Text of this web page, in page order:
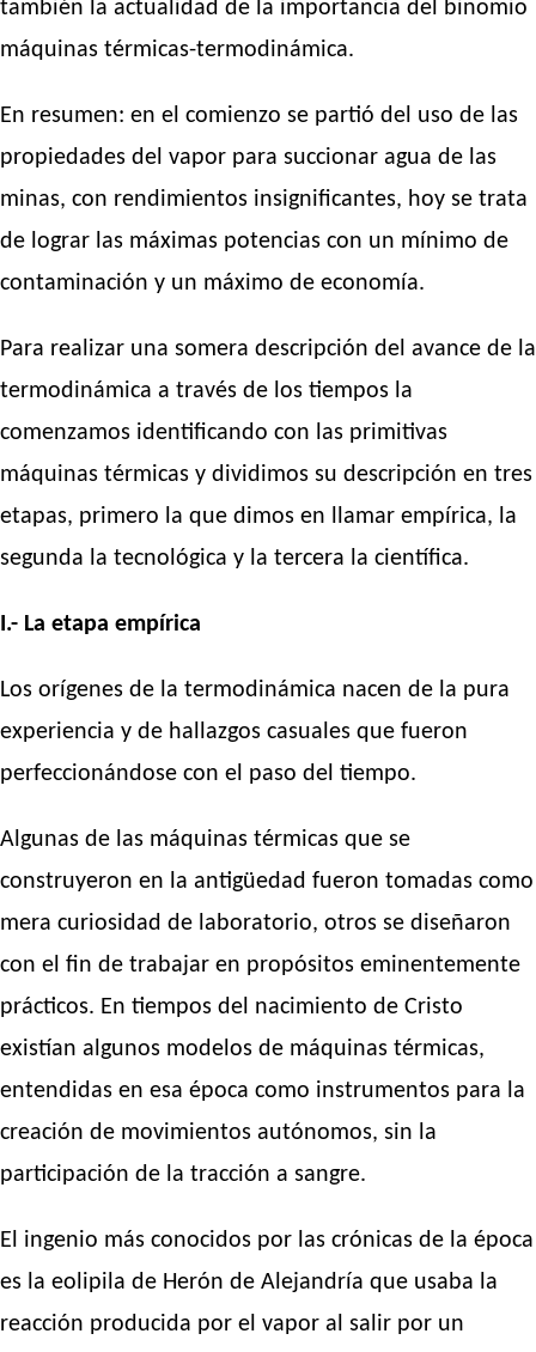
también la actualidad de la importancia del binomio
máquinas térmicas-termodinámica.
En resumen: en el comienzo se partió del uso de las
propiedades del vapor para succionar agua de las
minas, con rendimientos insignificantes, hoy se trata
de lograr las máximas potencias con un mínimo de
contaminación y un máximo de economía.
Para realizar una somera descripción del avance de la
termodinámica a través de los tiempos la
comenzamos identificando con las primitivas
máquinas térmicas y dividimos su descripción en tres
etapas, primero la que dimos en llamar empírica, la
segunda la tecnológica y la tercera la científica.
I.- La etapa empírica
Los orígenes de la termodinámica nacen de la pura
experiencia y de hallazgos casuales que fueron
perfeccionándose con el paso del tiempo.
Algunas de las máquinas térmicas que se
construyeron en la antigüedad fueron tomadas como
mera curiosidad de laboratorio, otros se diseñaron
con el fin de trabajar en propósitos eminentemente
prácticos. En tiempos del nacimiento de Cristo
existían algunos modelos de máquinas térmicas,
entendidas en esa época como instrumentos para la
creación de movimientos autónomos, sin la
participación de la tracción a sangre.
El ingenio más conocidos por las crónicas de la época
es la eolipila de Herón de Alejandría que usaba la
reacción producida por el vapor al salir por un